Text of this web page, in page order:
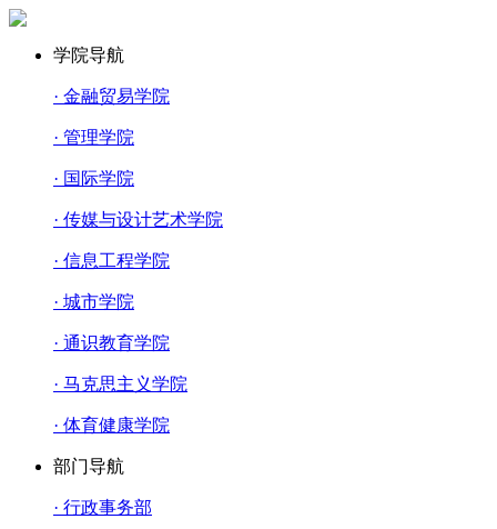
学院导航
· 金融贸易学院
· 管理学院
· 国际学院
· 传媒与设计艺术学院
· 信息工程学院
· 城市学院
· 通识教育学院
· 马克思主义学院
· 体育健康学院
部门导航
· 行政事务部